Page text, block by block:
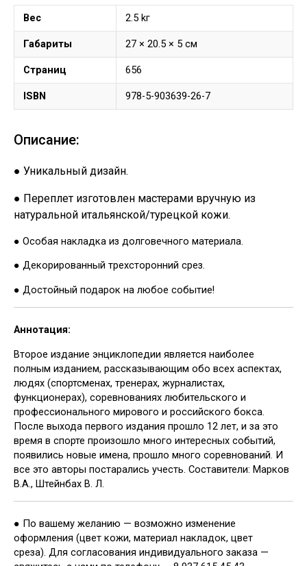
Вес 2.5 kг
Габариты 27 × 20.5 × 5 см
Страниц 656
ISBN 978-5-903639-26-7
Описание:
● Уникальный дизайн.
● Переплет изготовлен мастерами вручную из
натуральной итальянской/турецкой кожи.
● Особая накладка из долговечного материала.
● Декорированный трехсторонний срез.
● Достойный подарок на любое событие!
Аннотация:
Второе издание энциклопедии является наиболее
полным изданием, рассказывающим обо всех аспектах,
людях (спортсменах, тренерах, журналистах,
функционерах), соревнованиях любительского и
профессионального мирового и российского бокса.
После выхода первого издания прошло 12 лет, и за это
время в спорте произошло много интересных событий,
появились новые имена, прошло много соревнований. И
все это авторы постарались учесть. Составители: Марков
В.А., Штейнбах В. Л.
● По вашему желанию — возможно изменение
оформления (цвет кожи, материал накладок, цвет
среза). Для согласования индивидуального заказа —